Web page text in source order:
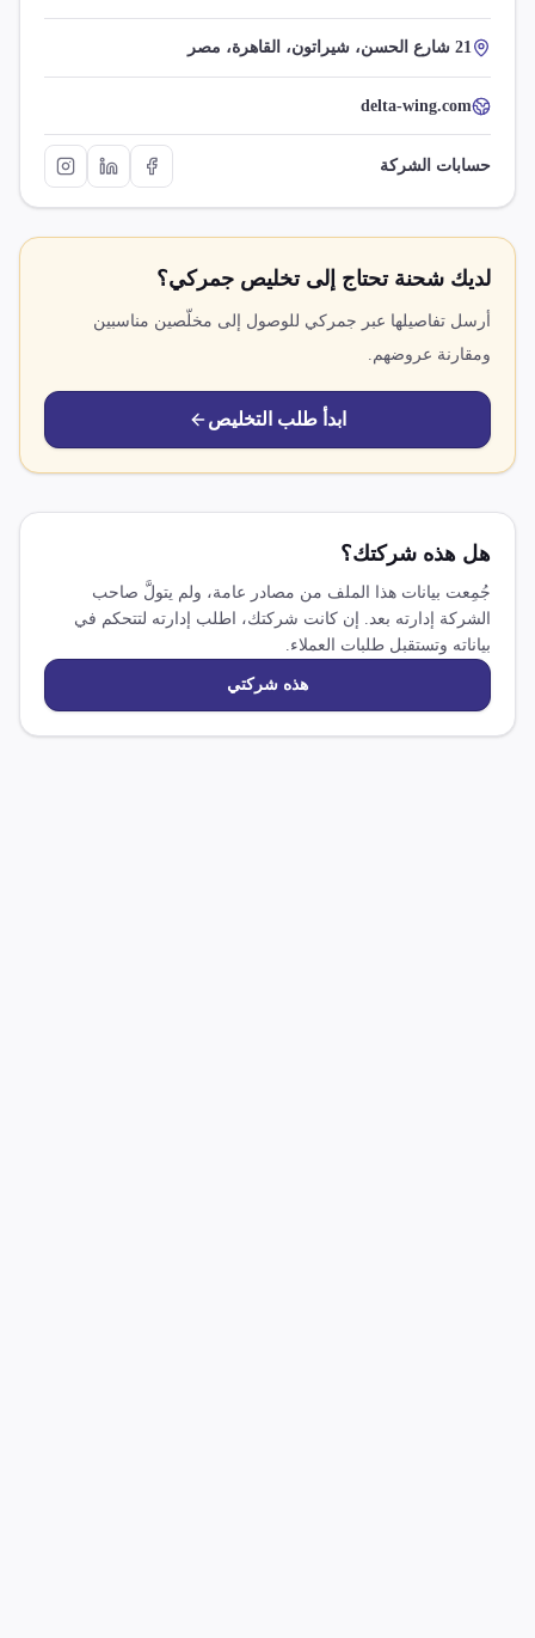
21 شارع الحسن، شيراتون، القاهرة، مصر
delta-wing.com
حسابات الشركة
لديك شحنة تحتاج إلى تخليص جمركي؟
أرسل تفاصيلها عبر جمركي للوصول إلى مخلّصين مناسبين
ومقارنة عروضهم.
ابدأ طلب التخليص
هل هذه شركتك؟
جُمِعت بيانات هذا الملف من مصادر عامة، ولم يتولَّ صاحب
الشركة إدارته بعد. إن كانت شركتك، اطلب إدارته لتتحكم في
بياناته وتستقبل طلبات العملاء.
هذه شركتي